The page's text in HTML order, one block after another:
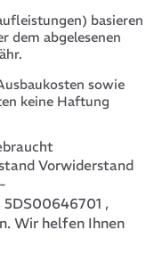
basieren
dem abgelesenen
sowie
keine Haftung
Vorwiderstand
5DS00646701 ,
Wir helfen Ihnen